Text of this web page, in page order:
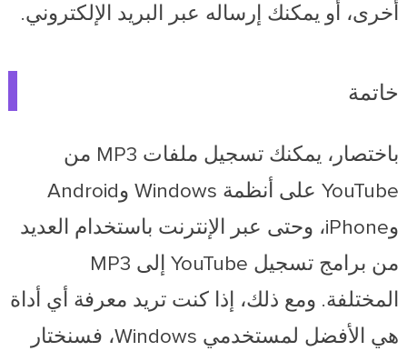
أخرى، أو يمكنك إرساله عبر البريد الإلكتروني.
خاتمة
باختصار، يمكنك تسجيل ملفات MP3 من
YouTube على أنظمة Windows وAndroid
وiPhone، وحتى عبر الإنترنت باستخدام العديد
من برامج تسجيل YouTube إلى MP3
المختلفة. ومع ذلك، إذا كنت تريد معرفة أي أداة
هي الأفضل لمستخدمي Windows، فسنختار